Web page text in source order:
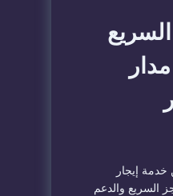
إيجار
السريع والدعم